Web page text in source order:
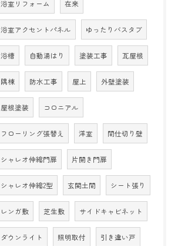
浴室リフォーム 在来
浴室アクセントパネル ゆったりバスタブ
浴槽 自動湯はり 塗装工事 瓦屋根
隅棟 防水工事 屋上 外壁塗装
屋根塗装 コロニアル
フローリング張替え 洋室 間仕切り壁
シャレオ伸縮門扉 片開き門扉
シャレオ伸縮2型 玄関土間 シート張り
レンガ敷 芝生敷 サイドキャビネット
ダウンライト 照明取付 引き違い戸